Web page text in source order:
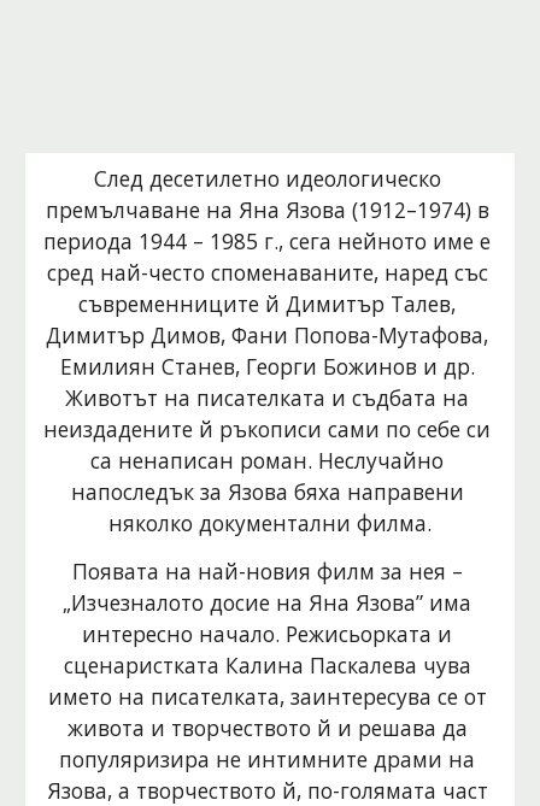
След десетилетно идеологическо
премълчаване на Яна Язова (1912–1974) в
периода 1944 – 1985 г., сега нейното име е
сред най-често споменаваните, наред със
съвременниците й Димитър Талев,
Димитър Димов, Фани Попова-Мутафова,
Емилиян Станев, Георги Божинов и др.
Животът на писателката и съдбата на
неиздадените й ръкописи сами по себе си
са ненаписан роман. Неслучайно
напоследък за Язова бяха направени
няколко документални филма.
Появата на най-новия филм за нея –
„Изчезналото досие на Яна Язова” има
интересно начало. Режисьорката и
сценаристката Калина Паскалева чува
името на писателката, заинтересува се от
живота и творчеството й и решава да
популяризира не интимните драми на
Язова, а творчеството й, по-голямата част